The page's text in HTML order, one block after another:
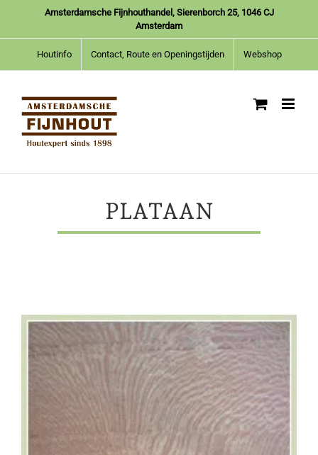
inhoud
Amsterdamsche Fijnhouthandel, Sierenborch 25, 1046 CJ
Amsterdam
Houtinfo Contact, Route en Openingstijden Webshop
PLATAAN